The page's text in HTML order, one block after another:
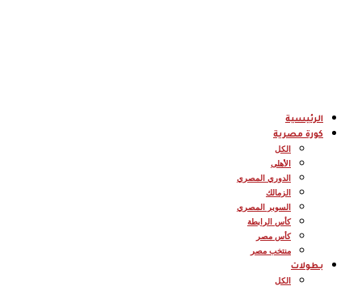
الرئيسية
كورة مصرية
الكل
الأهلى
الدوري المصري
الزمالك
السوبر المصري
كأس الرابطة
كأس مصر
منتخب مصر
بطولات
الكل